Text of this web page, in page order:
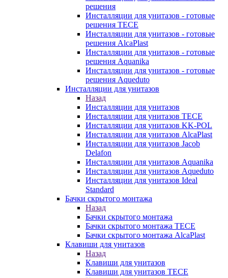
решения
Инсталляции для унитазов - готовые
решения TECE
Инсталляции для унитазов - готовые
решения AlcaPlast
Инсталляции для унитазов - готовые
решения Aquanika
Инсталляции для унитазов - готовые
решения Aqueduto
Инсталляции для унитазов
Назад
Инсталляции для унитазов
Инсталляции для унитазов TECE
Инсталляции для унитазов KK-POL
Инсталляции для унитазов AlcaPlast
Инсталляции для унитазов Jacob
Delafon
Инсталляции для унитазов Aquanika
Инсталляции для унитазов Aqueduto
Инсталляции для унитазов Ideal
Standard
Бачки скрытого монтажа
Назад
Бачки скрытого монтажа
Бачки скрытого монтажа TECE
Бачки скрытого монтажа AlcaPlast
Клавиши для унитазов
Назад
Клавиши для унитазов
Клавиши для унитазов TECE